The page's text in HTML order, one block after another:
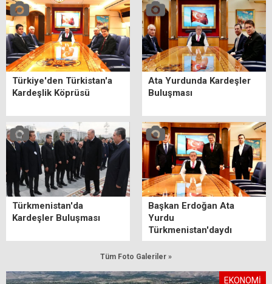
Türkiye'den Türkistan'a
Kardeşlik Köprüsü
Ata Yurdunda Kardeşler
Buluşması
Türkmenistan'da
Kardeşler Buluşması
Başkan Erdoğan Ata
Yurdu
Türkmenistan'daydı
Tüm Foto Galeriler »
EKONOMİ